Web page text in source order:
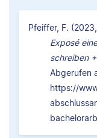
Pfeiffer, F.
Exposé
schreiben
Abgerufen
https://